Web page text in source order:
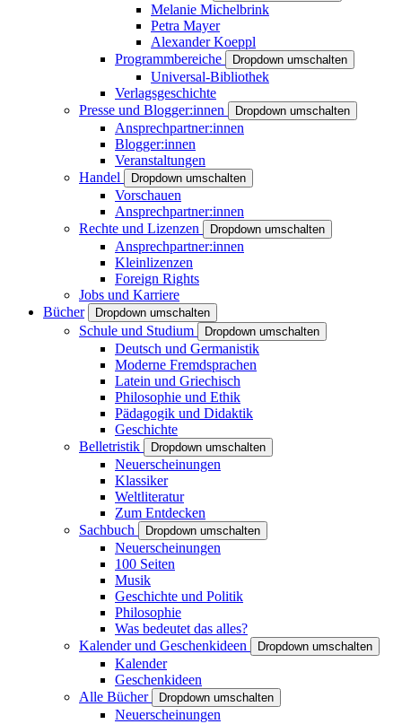
Melanie Michelbrink
Petra Mayer
Alexander Koeppl
Programmbereiche
Dropdown umschalten
Universal-Bibliothek
Verlagsgeschichte
Presse und Blogger:innen
Dropdown umschalten
Ansprechpartner:innen
Blogger:innen
Veranstaltungen
Handel
Dropdown umschalten
Vorschauen
Ansprechpartner:innen
Rechte und Lizenzen
Dropdown umschalten
Ansprechpartner:innen
Kleinlizenzen
Foreign Rights
Jobs und Karriere
Bücher
Dropdown umschalten
Schule und Studium Dropdown umschalten
Deutsch und Germanistik
Moderne Fremdsprachen
Latein und Griechisch
Philosophie und Ethik
Pädagogik und Didaktik
Geschichte
Belletristik
Dropdown umschalten
Neuerscheinungen
Klassiker
Weltliteratur
Zum Entdecken
Sachbuch
Dropdown umschalten
Neuerscheinungen
100 Seiten
Musik
Geschichte und Politik
Philosophie
Was bedeutet das alles?
Kalender und Geschenkideen
Dropdown umschalten
Kalender
Geschenkideen
Alle Bücher
Dropdown umschalten
Neuerscheinungen